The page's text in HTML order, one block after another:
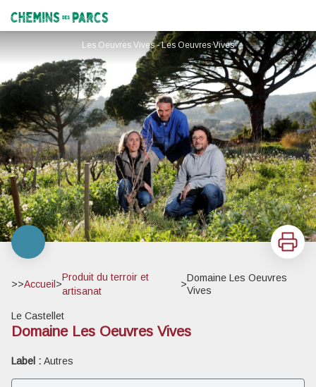
Chemins des Parcs
Les Oeuvres Vives - Les Oeuvres Vives
Imprimer
>>Accueil>
Produit du terroir et
artisanat
>
Domaine Les Oeuvres
Vives
Le Castellet
Domaine Les Oeuvres Vives
Label : Autres